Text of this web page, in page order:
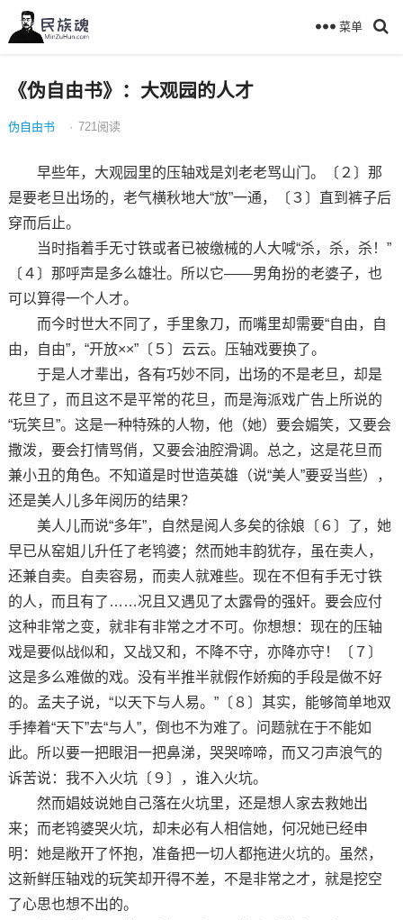
菜单
《伪自由书》：大观园的人才
伪自由书 · 721 阅读
早些年，大观园里的压轴戏是刘老老骂山门。〔２〕那
是要老旦出场的，老气横秋地大“放”一通，〔３〕直到裤子后
穿而后止。
当时指着手无寸铁或者已被缴械的人大喊“杀，杀，杀！”
〔４〕那呼声是多么雄壮。所以它——男角扮的老婆子，也
可以算得一个人才。
而今时世大不同了，手里象刀，而嘴里却需要“自由，自
由，自由”，“开放××”〔５〕云云。压轴戏要换了。
于是人才辈出，各有巧妙不同，出场的不是老旦，却是
花旦了，而且这不是平常的花旦，而是海派戏广告上所说的
“玩笑旦”。这是一种特殊的人物，他（她）要会媚笑，又要会
撒泼，要会打情骂俏，又要会油腔滑调。总之，这是花旦而
兼小丑的角色。不知道是时世造英雄（说“美人”要妥当些），
还是美人儿多年阅历的结果？
美人儿而说“多年”，自然是阅人多矣的徐娘〔６〕了，她
早已从窑姐儿升任了老鸨婆；然而她丰韵犹存，虽在卖人，
还兼自卖。自卖容易，而卖人就难些。现在不但有手无寸铁
的人，而且有了……况且又遇见了太露骨的强奸。要会应付
这种非常之变，就非有非常之才不可。你想想：现在的压轴
戏是要似战似和，又战又和，不降不守，亦降亦守！〔７〕
这是多么难做的戏。没有半推半就假作娇痴的手段是做不好
的。孟夫子说，“以天下与人易。”〔８〕其实，能够简单地双
手捧着“天下”去“与人”，倒也不为难了。问题就在于不能如
此。所以要一把眼泪一把鼻涕，哭哭啼啼，而又刁声浪气的
诉苦说：我不入火坑〔９〕，谁入火坑。
然而娼妓说她自己落在火坑里，还是想人家去救她出
来；而老鸨婆哭火坑，却未必有人相信她，何况她已经申
明：她是敞开了怀抱，准备把一切人都拖进火坑的。虽然，
这新鲜压轴戏的玩笑却开得不差，不是非常之才，就是挖空
了心思也想不出的。